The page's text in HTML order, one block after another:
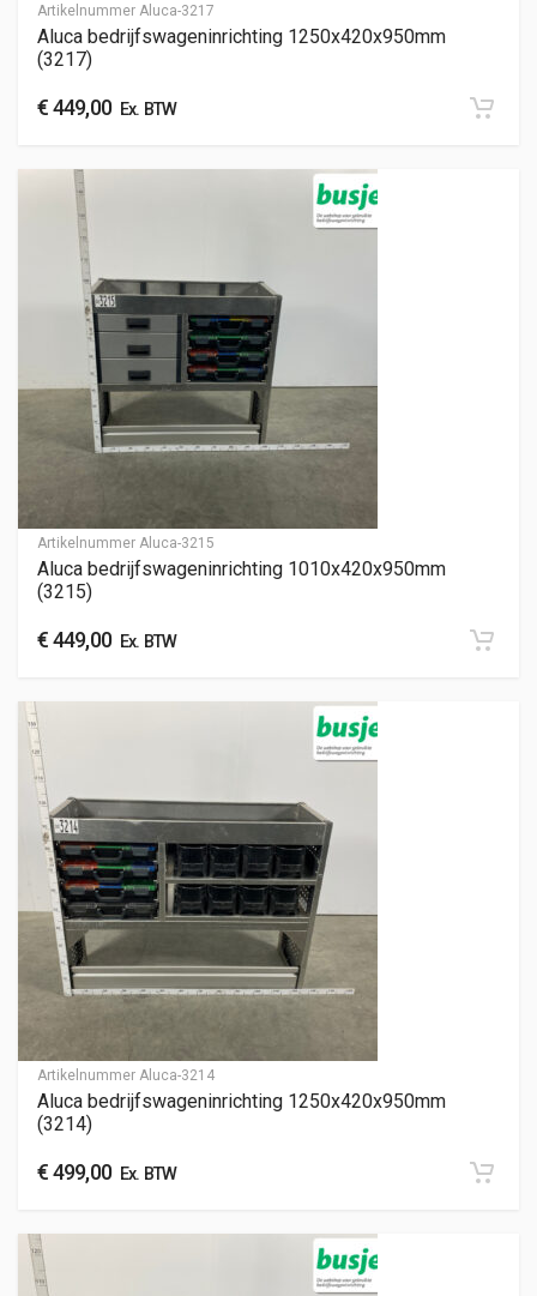
Artikelnummer Aluca-3217
Aluca bedrijfswageninrichting 1250x420x950mm
(3217)
€449,00Ex. BTW
Artikelnummer Aluca-3215
Aluca bedrijfswageninrichting 1010x420x950mm
(3215)
€449,00Ex. BTW
Artikelnummer Aluca-3214
Aluca bedrijfswageninrichting 1250x420x950mm
(3214)
€499,00Ex. BTW